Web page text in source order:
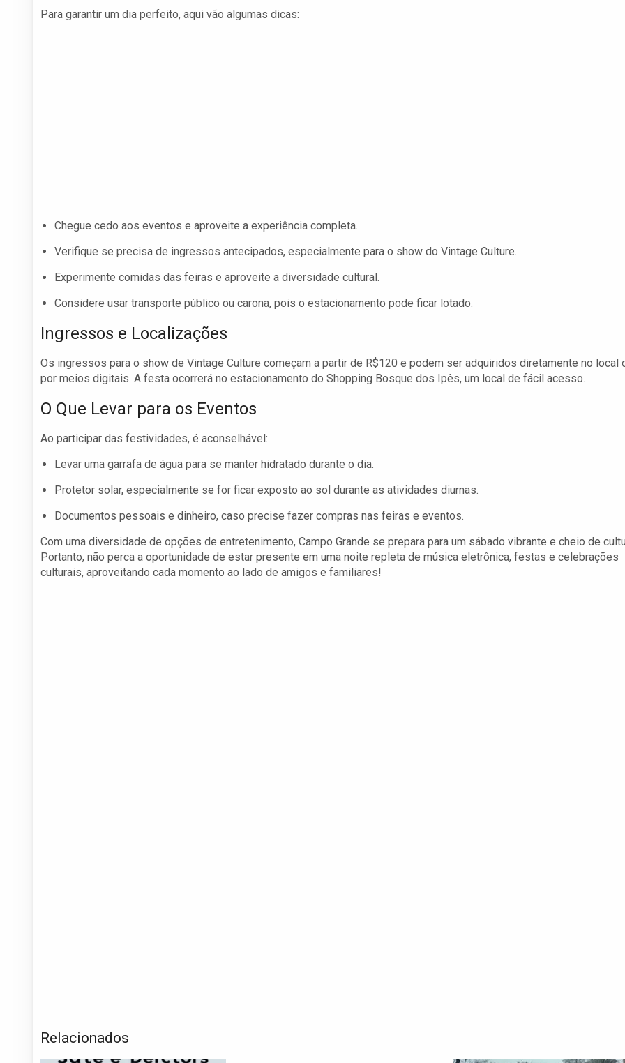
Para garantir um dia perfeito, aqui vão algumas dicas:
Chegue cedo aos eventos e aproveite a experiência completa.
Verifique se precisa de ingressos antecipados, especialmente para o show do Vintage Culture.
Experimente comidas das feiras e aproveite a diversidade cultural.
Considere usar transporte público ou carona, pois o estacionamento pode ficar lotado.
Ingressos e Localizações
Os ingressos para o show de Vintage Culture começam a partir de R$120 e podem ser adquiridos diretamente no local
por meios digitais. A festa ocorrerá no estacionamento do Shopping Bosque dos Ipês, um local de fácil acesso.
O Que Levar para os Eventos
Ao participar das festividades, é aconselhável:
Levar uma garrafa de água para se manter hidratado durante o dia.
Protetor solar, especialmente se for ficar exposto ao sol durante as atividades diurnas.
Documentos pessoais e dinheiro, caso precise fazer compras nas feiras e eventos.
Com uma diversidade de opções de entretenimento, Campo Grande se prepara para um sábado vibrante e cheio de
Portanto, não perca a oportunidade de estar presente em uma noite repleta de música eletrônica, festas e celebrações
culturais, aproveitando cada momento ao lado de amigos e familiares!
Relacionados